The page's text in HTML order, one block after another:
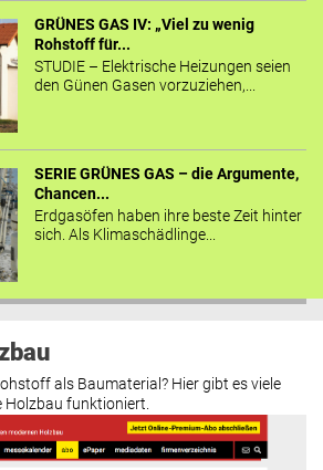
GRÜNES GAS IV: „Viel zu wenig
Rohstoff für...
STUDIE – Elektrische Heizungen seien
den Günen Gasen vorzuziehen,...
SERIE GRÜNES GAS – die Argumente,
Chancen...
Erdgasöfen haben ihre beste Zeit hinter
sich. Als Klimaschädlinge...
als Baumaterial? Hier gibt es viele
Holzbau funktioniert.